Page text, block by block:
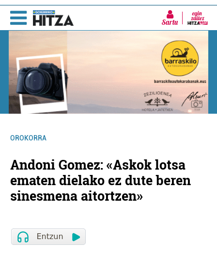
Sartu
OROKORRA
Andoni Gomez: «Askok lotsa
ematen dielako ez dute beren
sinesmena aitortzen»